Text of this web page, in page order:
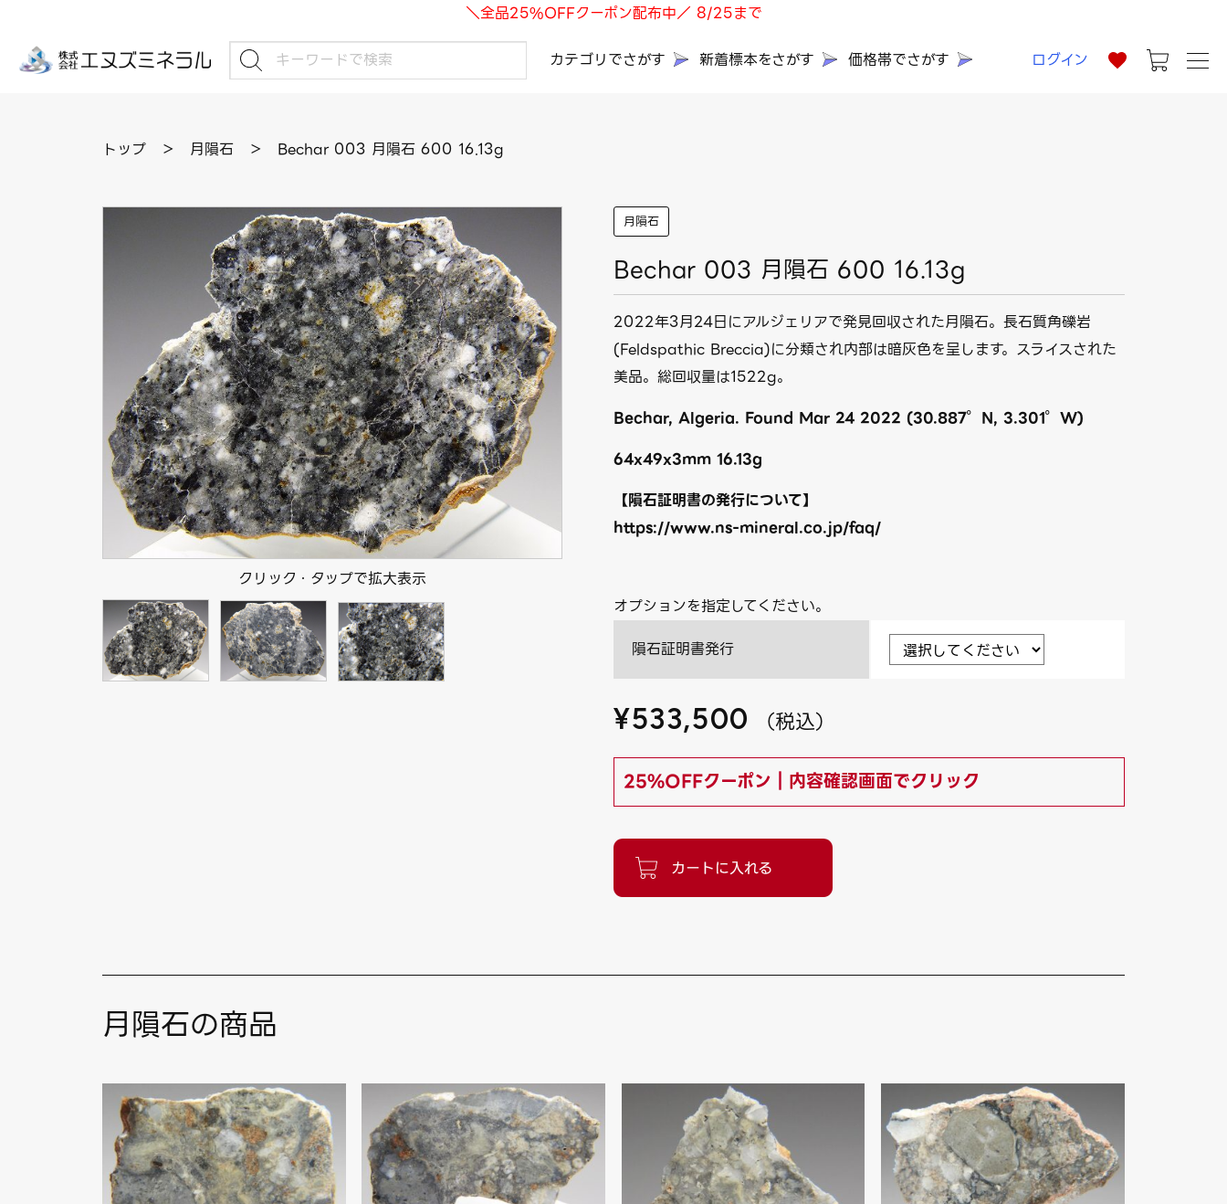
＼全品25%OFFクーポン配布中／ 8/25まで
カテゴリでさがす 新着標本をさがす 価格帯でさがす ログイン
トップ ＞ 月隕石 ＞ Bechar 003 月隕石 600 16.13g
クリック・タップで拡大表示
月隕石
Bechar 003 月隕石 600 16.13g
2022年3月24日にアルジェリアで発見回収された月隕石。長石質角礫岩
(Feldspathic Breccia)に分類され内部は暗灰色を呈します。スライスされた
美品。総回収量は1522g。
Bechar, Algeria. Found Mar 24 2022 (30.887°N, 3.301°W)
64x49x3mm 16.13g
【隕石証明書の発行について】
https://www.ns-mineral.co.jp/faq/
オプションを指定してください。
隕石証明書発行
¥533,500 （税込）
25%OFFクーポン｜内容確認画面でクリック
月隕石の商品